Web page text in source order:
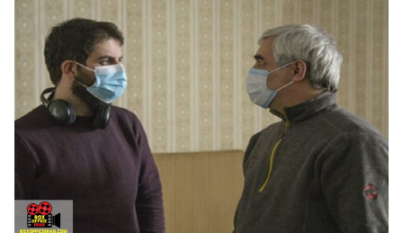
ی
س
ا